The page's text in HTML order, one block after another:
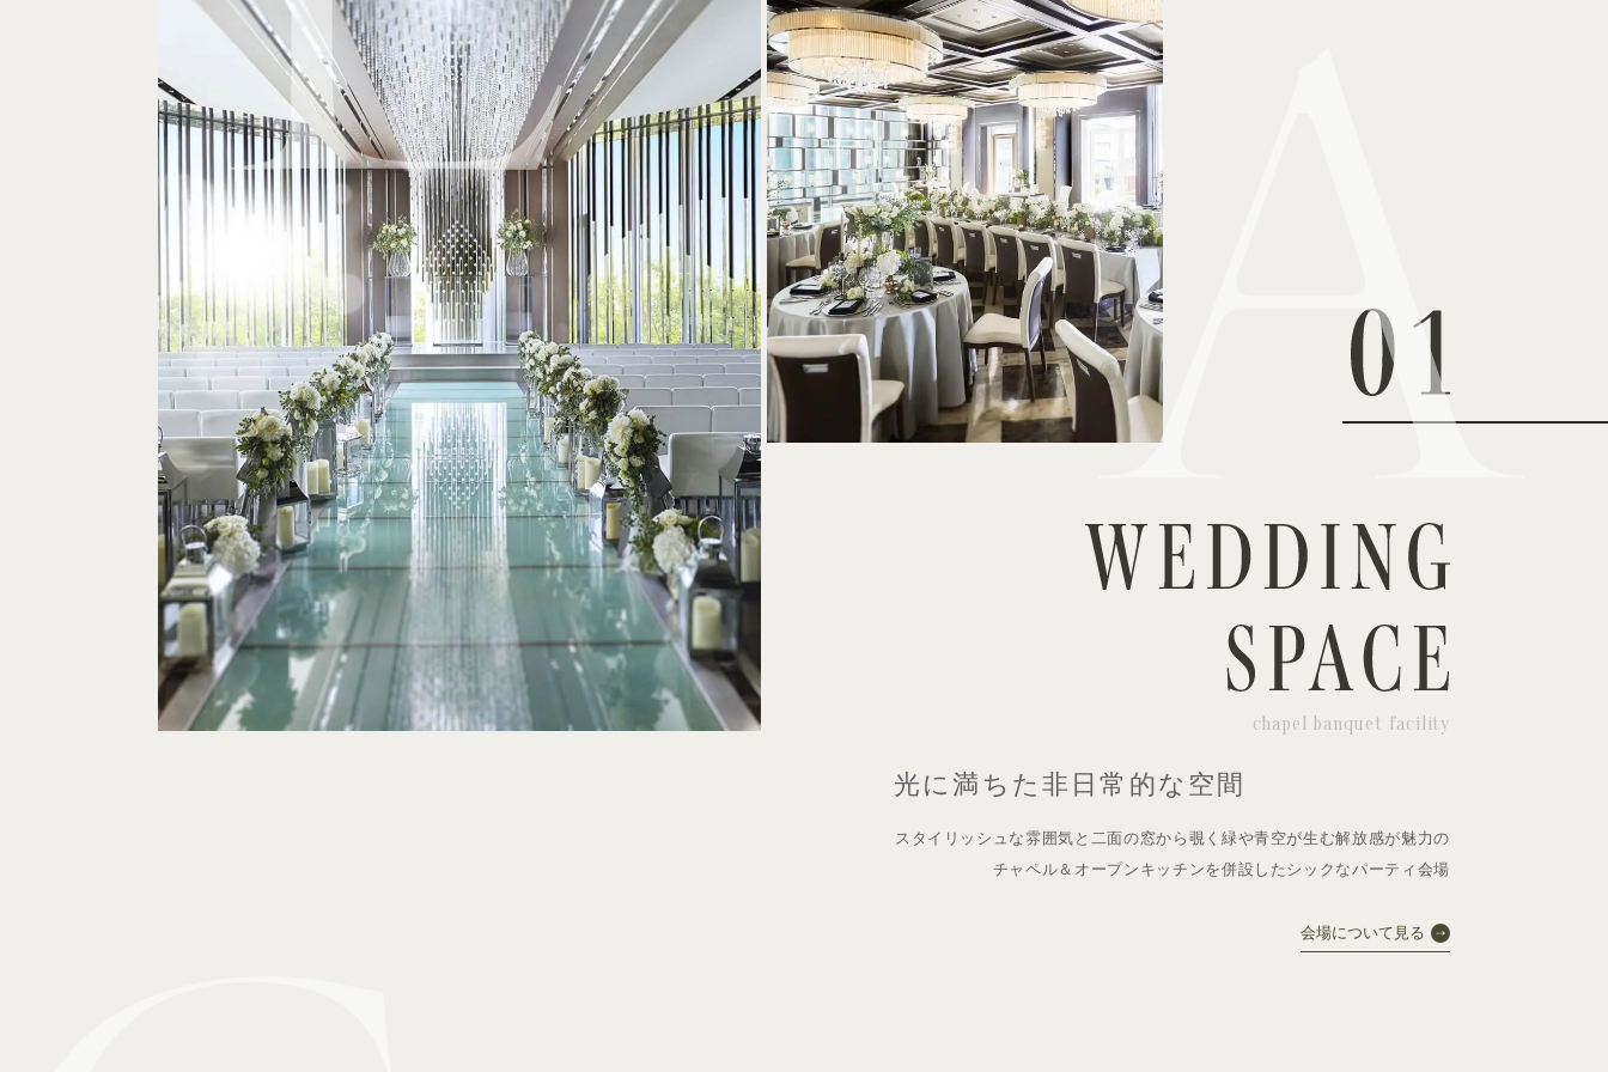
chapel banquet facility
光に満ちた非日常的な空間
スタイリッシュな雰囲気と 二面の窓から覗く緑や青空が生む解放感が魅力の
チャペル＆オープンキッチンを併設したシックなパーティ会場
会場について見る